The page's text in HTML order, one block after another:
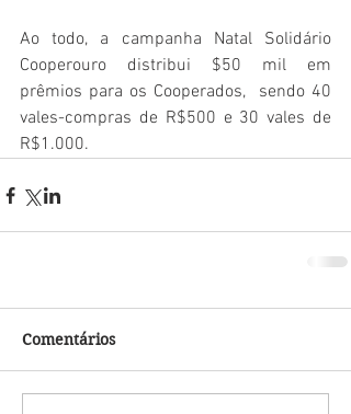
Ao todo, a campanha Natal Solidário
Cooperouro distribui $50 mil em
prêmios para os Cooperados,  sendo 40
vales-compras de R$500 e 30 vales de
R$1.000.
Comentários